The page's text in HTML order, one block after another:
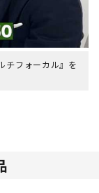
チフォーカル』を